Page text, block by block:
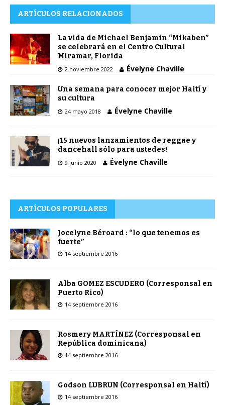
ARTÍCULOS RELACIONADOS
La vida de Michael Benjamin “Mikaben”
se celebrará en el Centro Cultural
Miramar, Florida
2 noviembre 2022 Évelyne Chaville
Una semana para conocer mejor Haití y
su cultura
24 mayo 2018 Évelyne Chaville
¡15 nuevos lanzamientos de reggae y
dancehall sólo para ustedes!
9 junio 2020 Évelyne Chaville
ARTÍCULOS POPULARES
Jocelyne Béroard : “lo que tenemos es
fuerte”
14 septiembre 2016
Alba GOMEZ ESCUDERO (Corresponsal en
Puerto Rico)
14 septiembre 2016
Rosmery MARTÍNEZ (Corresponsal en
República dominicana)
14 septiembre 2016
Godson LUBRUN (Corresponsal en Haití)
14 septiembre 2016